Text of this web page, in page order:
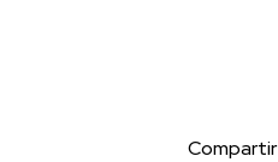
Compartir